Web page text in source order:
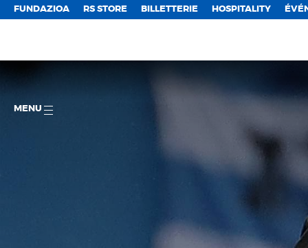
FUNDAZIOA RS STORE BILLETTERIE HOSPITALITY
MENU